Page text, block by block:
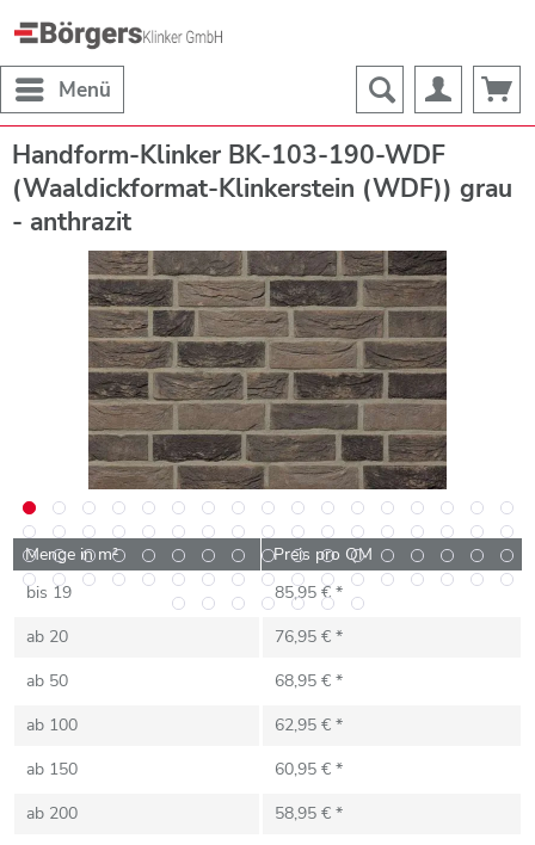
Menü
Handform-Klinker BK-103-190-WDF
(Waaldickformat-Klinkerstein (WDF)) grau
- anthrazit
Menge in m²
Preis pro QM
bis 19
85,95 € *
ab 20
76,95 € *
ab 50
68,95 € *
ab 100
62,95 € *
ab 150
60,95 € *
ab 200 58,95 € *